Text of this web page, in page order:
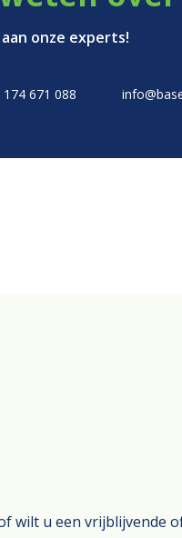
onze experts!
174 671 088
wilt u een vrijblijvende